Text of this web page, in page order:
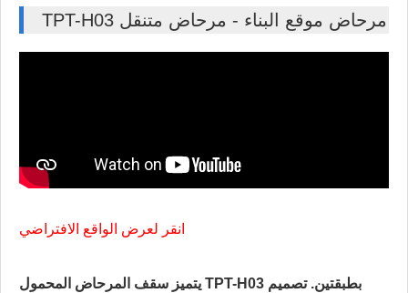
TPT-H03 مرحاض موقع البناء - مرحاض متنقل
انقر لعرض الواقع الافتراضي
يتميز سقف المرحاض المحمول TPT-H03 بطبقتين. تصميم